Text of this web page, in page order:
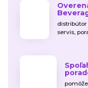
distribútor
servis,